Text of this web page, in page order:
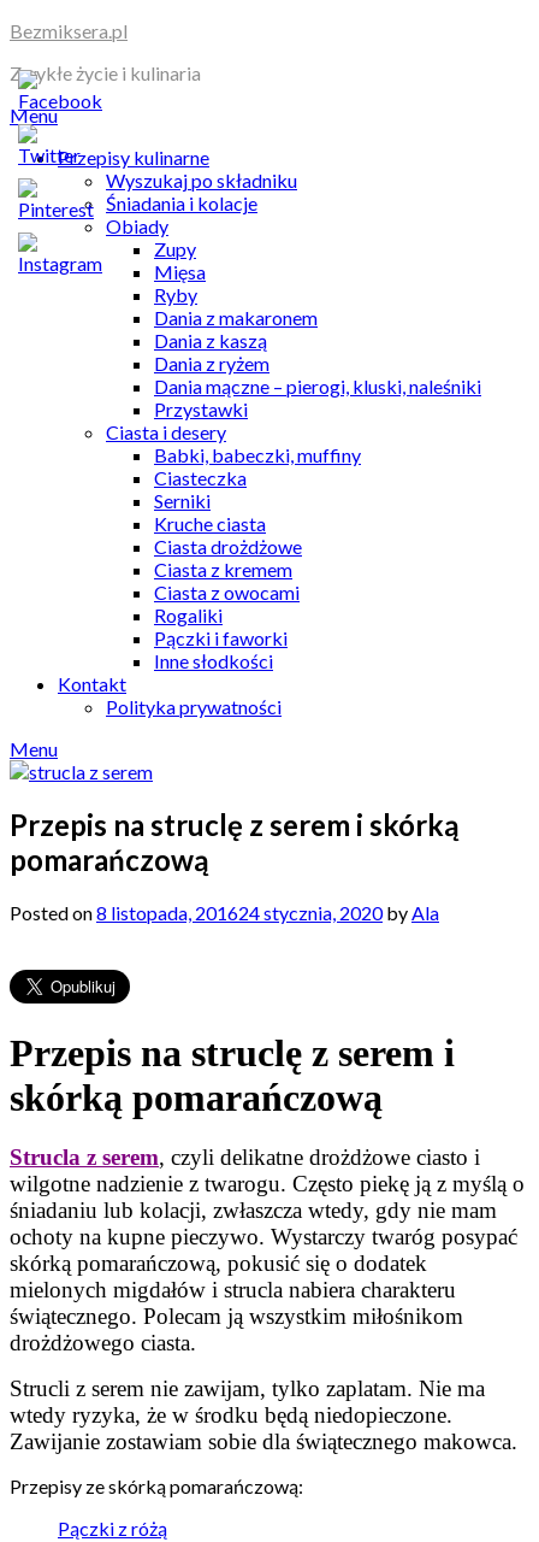
Skip
content
Bezmiksera.pl
Zwykłe życie i kulinaria
Menu
Przepisy kulinarne
Wyszukaj po składniku
Śniadania i kolacje
Obiady
Zupy
Mięsa
Ryby
Dania z makaronem
Dania z kaszą
Dania z ryżem
Dania mączne – pierogi, kluski, naleśniki
Przystawki
Ciasta i desery
Babki, babeczki, muffiny
Ciasteczka
Serniki
Kruche ciasta
Ciasta drożdżowe
Ciasta z kremem
Ciasta z owocami
Rogaliki
Pączki i faworki
Inne słodkości
Kontakt
Polityka prywatności
Menu
Przepis na struclę z serem i skórką
pomarańczową
Posted on8 listopada, 201624 stycznia, 2020byAla
Przepis na struclę z serem i
skórką pomarańczową
Strucla z serem, czyli delikatne drożdżowe ciasto i
wilgotne nadzienie z twarogu. Często piekę ją z myślą o
śniadaniu lub kolacji, zwłaszcza wtedy, gdy nie mam
ochoty na kupne pieczywo. Wystarczy twaróg posypać
skórką pomarańczową, pokusić się o dodatek
mielonych migdałów i strucla nabiera charakteru
świątecznego. Polecam ją wszystkim miłośnikom
drożdżowego ciasta.
Strucli z serem nie zawijam, tylko zaplatam. Nie ma
wtedy ryzyka, że w środku będą niedopieczone.
Zawijanie zostawiam sobie dla świątecznego makowca.
Przepisy ze skórką pomarańczową:
Pączki z różą